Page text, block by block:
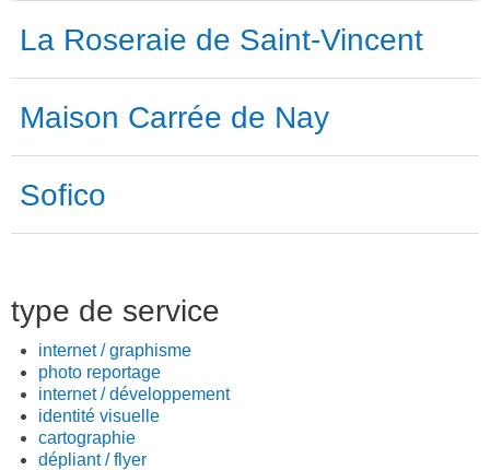
La Roseraie de Saint-Vincent
Maison Carrée de Nay
Sofico
type de service
internet / graphisme
photo reportage
internet / développement
identité visuelle
cartographie
dépliant / flyer